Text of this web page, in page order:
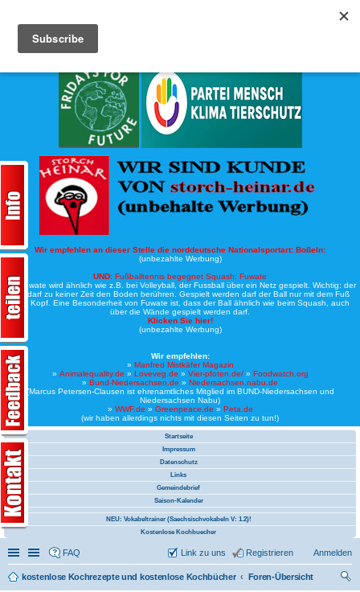
Wir empfehlen an dieser Stelle die norddeutsche Nationalsportart: Boßeln:
(unbezahlte Werbung)
UND: Fußballtennis begegnet Squash: Fuwate
Bei Fuwate wird ähnlich wie z.B. bei Volleyball, der Fussball über ein Netz gespielt. Wichtig: der
Ball darf zu keiner Zeit den Boden berühren. Gespielt werden darf der Ball nur mit dem Fuß
oder Kopf. Eine Besonderheit von Fuwate ist, dass der Ball ähnlich wie beim Squash, auch
über die Wände gespielt werden darf.
Klicken Sie hier!
(unbezahlte Werbung)
Wir empfehlen:
» Manfred Mistkäfer Magazin
» Animalequality.de » Loveveg.de » Vier-pfoten.de/» Foodwatch.org
» Bund-Niedersachsen.de » Niedersachsen.nabu.de
(Marcus Petersen-Clausen ist ehrenamtliches Mitglied im BUND-Niedersachsen und
Niedersachsen Nabu)
» WWF.de » Greenpeace.de » Peta.de
(wir haben allerdings nichts mit diesen Seiten zu tun!)
Startseite
Impressum
Datenschutz
Links
Gemeindebrief
Saison-Kalender
NEU: Vokabeltrainer (Saechsischvokabeln V: 1.2)!
Kostenlose Kochbuecher
Schnellzugriff
Linkliste
FAQ Anmelden
Registrieren
Link zu uns
kostenlose Kochrezepte und kostenlose Kochbücher
Foren-Übersicht